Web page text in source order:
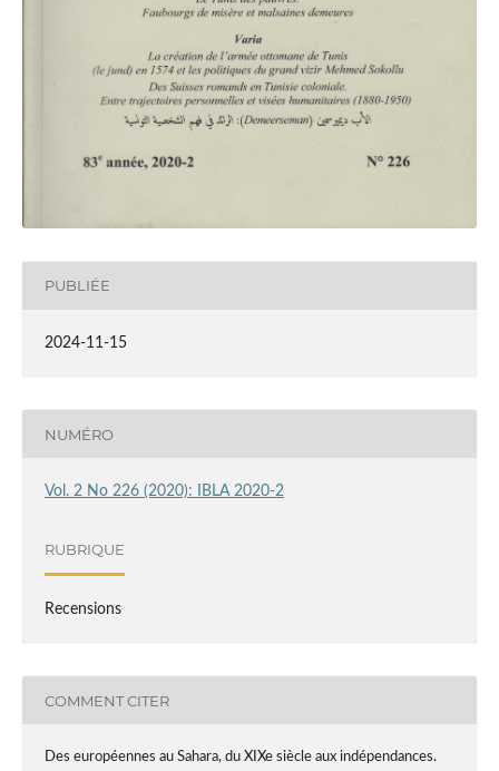
PUBLIÉE
2024-11-15
NUMÉRO
Vol. 2 No 226 (2020): IBLA 2020-2
RUBRIQUE
Recensions
COMMENT CITER
Des européennes au Sahara, du XIXe siècle aux indépendances.